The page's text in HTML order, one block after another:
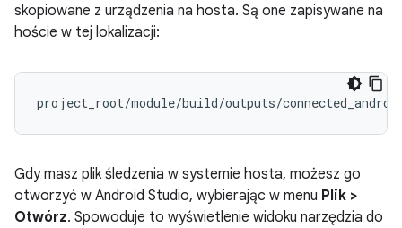
skopiowane z urządzenia na hosta. Są one zapisywane na
hoście w tej lokalizacji:
Gdy masz plik śledzenia w systemie hosta, możesz go
otworzyć w Android Studio, wybierając w menu Plik >
Otwórz. Spowoduje to wyświetlenie widoku narzędzia do